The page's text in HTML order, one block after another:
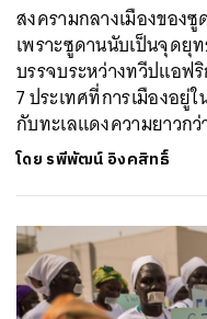
สงครามกลางเมืองขอ
เพราะซูดานนับเป็นจุดยุ
บรรจบระหว่างทวีปแอฟ
7 ประเทศที่การเมืองอยู่
กับทะเลแดงความยาวก
โดย รพีพัฒน์ อิงคสิทธิ์
SHARE